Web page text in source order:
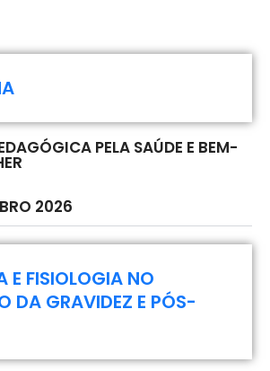
PELA SAÚDE E BEM-
2026
E FISIOLOGIA NO
DA GRAVIDEZ E PÓS-